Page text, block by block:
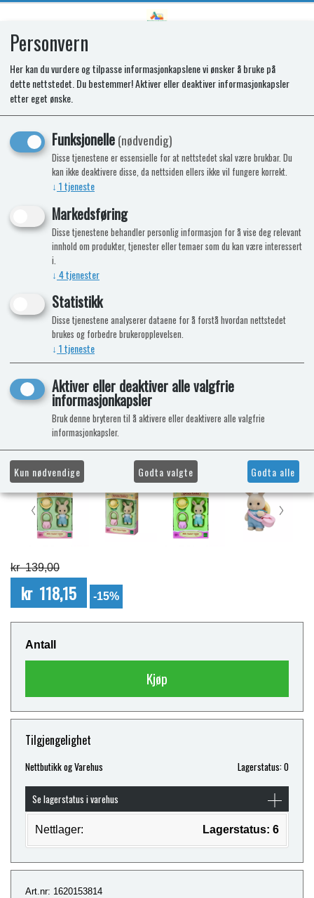
SYLVANIAN MELKEKANIN BABY (NY)
- 5413
Kampanje Nyhet -15%
kr 139,00
kr 118,15 -15%
Antall
Kjøp
Tilgjengelighet
Nettbutikk og Varehus Lagerstatus: 0
Se lagerstatus i varehus
Nettlager: Lagerstatus: 6
Art.nr: 1620153814
Personvern
Her kan du vurdere og tilpasse informasjonkapslene vi ønsker å bruke på
dette nettstedet. Du bestemmer! Aktiver eller deaktiver informasjonkapsler
etter eget ønske.
Funksjonelle(nødvendig)
Disse tjenestene er essensielle for at nettstedet skal være brukbar. Du
kan ikke deaktivere disse, da nettsiden ellers ikke vil fungere korrekt.
↓ 1tjeneste
Markedsføring
Disse tjenestene behandler personlig informasjon for å vise deg relevant
innhold om produkter, tjenester eller temaer som du kan være interessert
i.
↓ 4tjenester
Statistikk
Disse tjenestene analyserer dataene for å forstå hvordan nettstedet
brukes og forbedre brukeropplevelsen.
↓ 1tjeneste
Aktiver eller deaktiver alle valgfrie
informasjonkapsler
Bruk denne bryteren til å aktivere eller deaktivere alle valgfrie
informasjonkapsler.
Kun nødvendige Godta valgte Godta alle